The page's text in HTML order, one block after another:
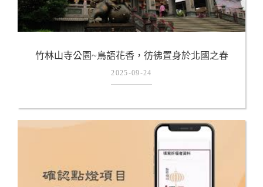
竹林山寺公園~鳥語花香，彷彿置身於北國之春
2025-09-24